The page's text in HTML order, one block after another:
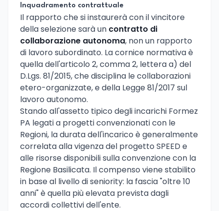
Inquadramento contrattuale
Il rapporto che si instaurerà con il vincitore
della selezione sarà un contratto di
collaborazione autonoma, non un rapporto
di lavoro subordinato. La cornice normativa è
quella dell'articolo 2, comma 2, lettera a) del
D.Lgs. 81/2015, che disciplina le collaborazioni
etero-organizzate, e della Legge 81/2017 sul
lavoro autonomo.
Stando all'assetto tipico degli incarichi Formez
PA legati a progetti convenzionati con le
Regioni, la durata dell'incarico è generalmente
correlata alla vigenza del progetto SPEED e
alle risorse disponibili sulla convenzione con la
Regione Basilicata. Il compenso viene stabilito
in base al livello di seniority: la fascia "oltre 10
anni" è quella più elevata prevista dagli
accordi collettivi dell'ente.